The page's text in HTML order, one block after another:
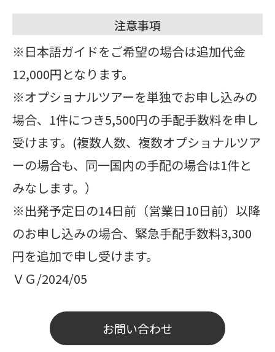
注意事項
※日本語ガイドをご希望の場合は追加代金
12,000円となります。
※オプショナルツアーを単独でお申し込みの
場合、1件につき5,500円の手配手数料を申し
受けます。(複数人数、複数オプショナルツア
ーの場合も、同一国内の手配の場合は1件と
みなします。）
※出発予定日の14日前（営業日10日前）以降
のお申し込みの場合、緊急手配手数料3,300
円を追加で申し受けます。
ＶＧ/2024/05
お問い合わせ